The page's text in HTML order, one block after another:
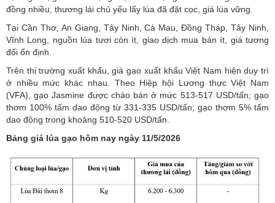
đồng nhiều, thương lái chủ yếu lấy lúa đã đặt cọc, giá lúa vững.
Tại Cần Thơ, An Giang, Tây Ninh, Cà Mau, Đồng Tháp, Tây Ninh,
Vĩnh Long, nguồn lúa tươi còn ít, giao dịch mua bán ít, giá tương
đối ổn định.
Trên thị trường xuất khẩu,giá gạo xuất khẩu Việt Nam hiện duy trì
ở nhiều mức khác nhau. Theo Hiệp hội Lương thực Việt Nam
(VFA), gạo Jasmine được chào bán ở mức 513-517 USD/tấn; gạo
thơm 100% tấm dao động từ 331-335 USD/tấn; gạo thơm 5% tấm
dao động trong khoảng 510-520 USD/tấn.
Bảng giá lúa gạo hôm nay ngày 11/5/2026